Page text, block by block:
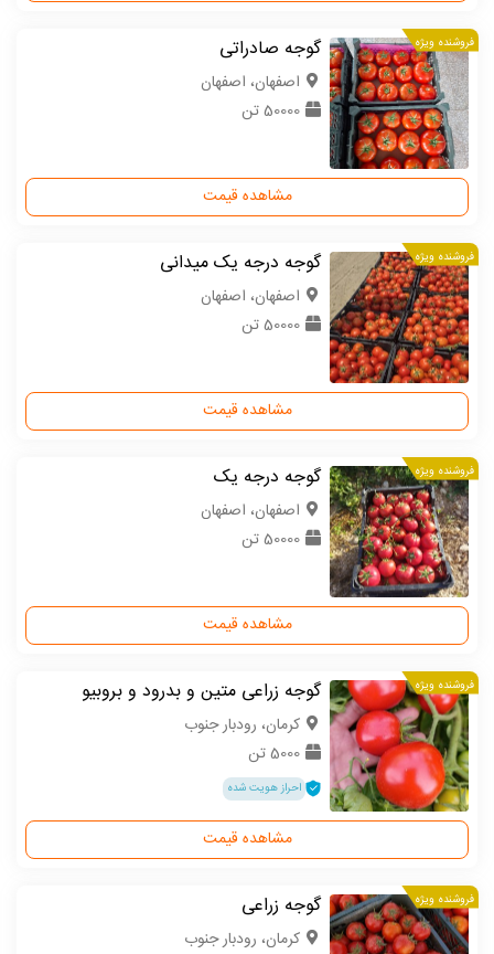
فروشنده ویژه گوجه صادراتی
اصفهان، اصفهان
50000 تن
مشاهده قیمت
فروشنده ویژه گوجه درجه یک میدانی
اصفهان، اصفهان
50000 تن
مشاهده قیمت
فروشنده ویژه گوجه درجه یک
اصفهان، اصفهان
50000 تن
مشاهده قیمت
فروشنده ویژه گوجه زراعی متین و بدرود و بروبیو
كرمان، رودبار جنوب
5000 تن
احراز هویت شده
مشاهده قیمت
فروشنده ویژه گوجه زراعی
كرمان، رودبار جنوب